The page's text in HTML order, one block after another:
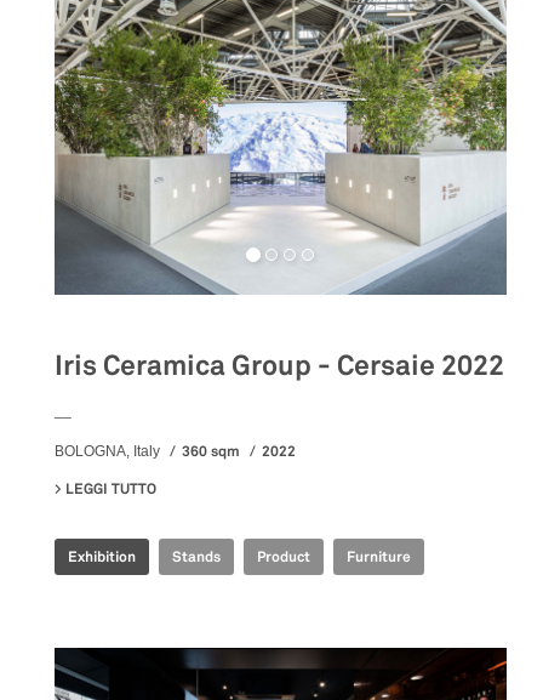
Iris Ceramica Group - Cersaie 2022
BOLOGNA, Italy 360 sqm
2022
LEGGI TUTTO
Exhibition Stands Product Furniture